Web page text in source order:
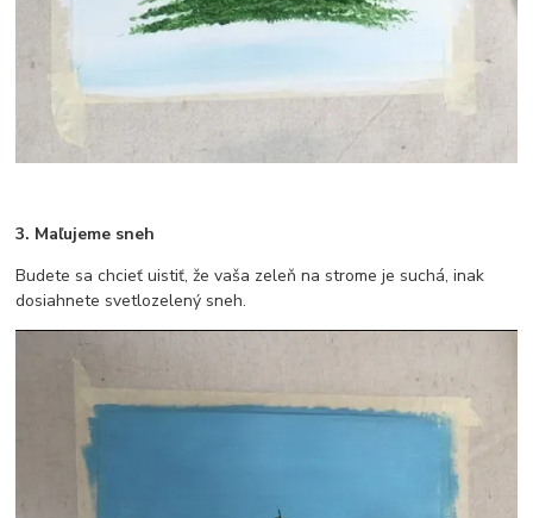
3. Maľujeme sneh
Budete sa chcieť uistiť, že vaša zeleň na strome je suchá, inak
dosiahnete svetlozelený sneh.